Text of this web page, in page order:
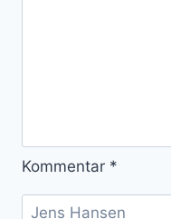
Kommentar *